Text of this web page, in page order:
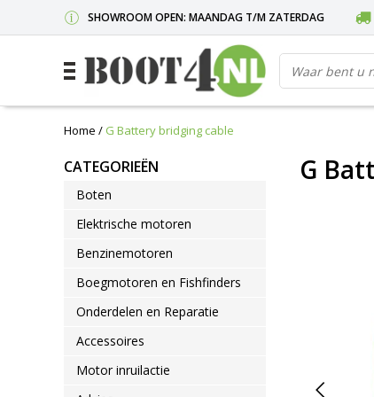
SHOWROOM OPEN: MAANDAG T/M ZATERDAG
Home / G Battery bridging cable
CATEGORIEËN
Boten
Elektrische motoren
Benzinemotoren
Boegmotoren en Fishfinders
Onderdelen en Reparatie
Accessoires
Motor inruilactie
G